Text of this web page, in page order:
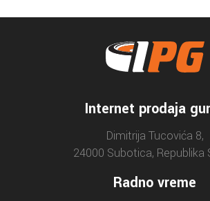
Internet prodaja
Dimitrija Tucovića 8,
24000 Subotica, Republika
Radno vreme